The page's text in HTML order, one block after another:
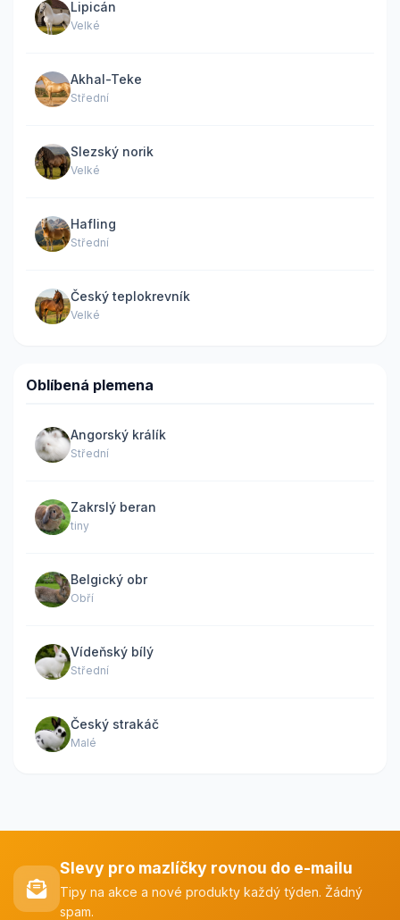
Lipicán
Velké
Akhal-Teke
Střední
Slezský norik
Velké
Hafling
Střední
Český teplokrevník
Velké
Oblíbená plemena
Angorský králík
Střední
Zakrslý beran
tiny
Belgický obr
Obří
Vídeňský bílý
Střední
Český strakáč
Malé
Slevy pro mazlíčky rovnou do e-mailu
Tipy na akce a nové produkty každý týden. Žádný
spam.